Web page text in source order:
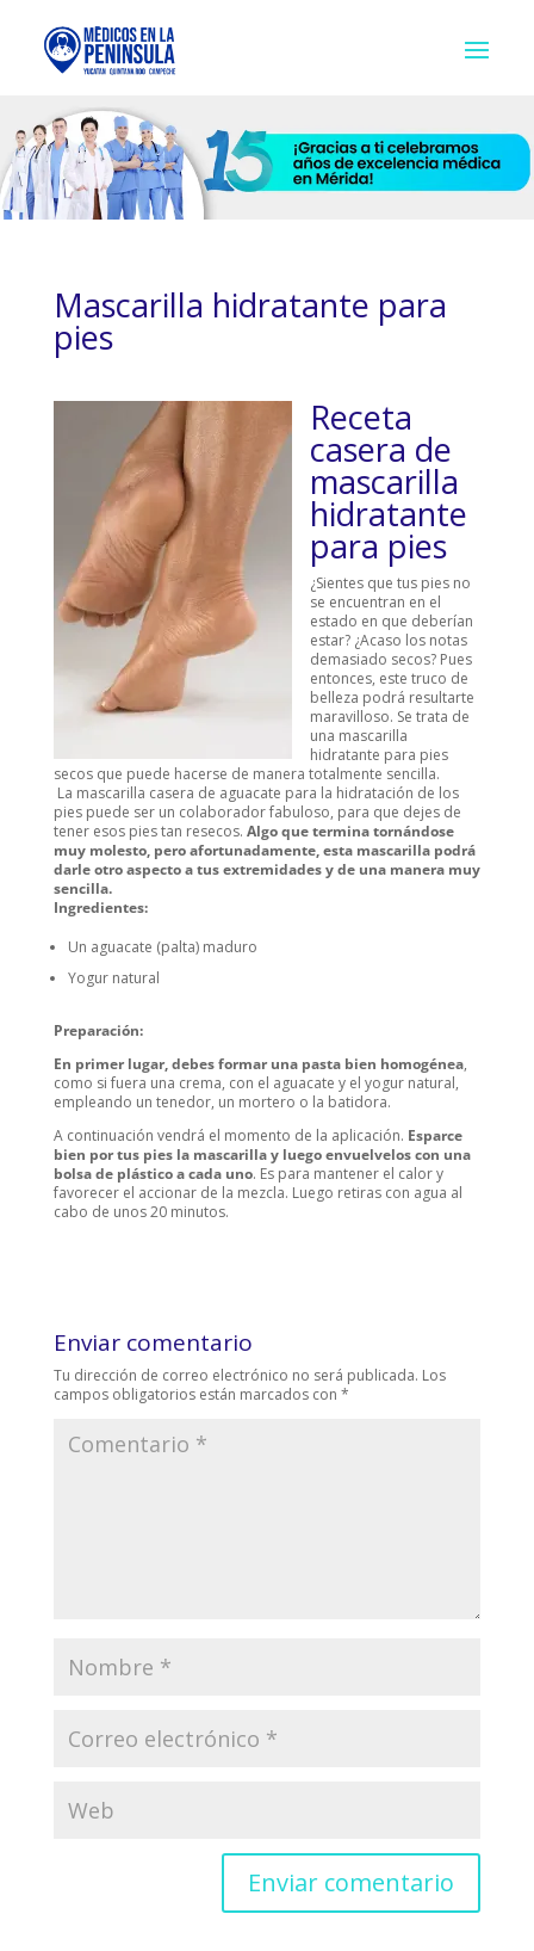
Mascarilla hidratante para
pies
Receta
casera de
mascarilla
hidratante
para pies
¿Sientes que tus pies no
se encuentran en el
estado en que deberían
estar? ¿Acaso los notas
demasiado secos? Pues
entonces, este truco de
belleza podrá resultarte
maravilloso. Se trata de
una mascarilla
hidratante para pies
secos que puede hacerse de manera totalmente sencilla.
La mascarilla casera de aguacate para la hidratación de los
pies puede ser un colaborador fabuloso, para que dejes de
tener esos pies tan resecos. Algo que termina tornándose
muy molesto, pero afortunadamente, esta mascarilla podrá
darle otro aspecto a tus extremidades y de una manera muy
sencilla.
Ingredientes:
Un aguacate (palta) maduro
Yogur natural
Preparación:
En primer lugar, debes formar una pasta bien homogénea,
como si fuera una crema, con el aguacate y el yogur natural,
empleando un tenedor, un mortero o la batidora.
A continuación vendrá el momento de la aplicación. Esparce
bien por tus pies la mascarilla y luego envuelvelos con una
bolsa de plástico a cada uno. Es para mantener el calor y
favorecer el accionar de la mezcla. Luego retiras con agua al
cabo de unos 20 minutos.
Enviar comentario
Tu dirección de correo electrónico no será publicada. Los
campos obligatorios están marcados con *